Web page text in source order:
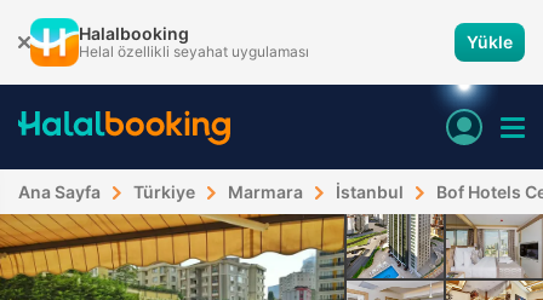
Halalbooking
Helal özellikli seyahat uygulaması Yükle
Ana Sayfa Türkiye Marmara İstanbul Bof Hotels